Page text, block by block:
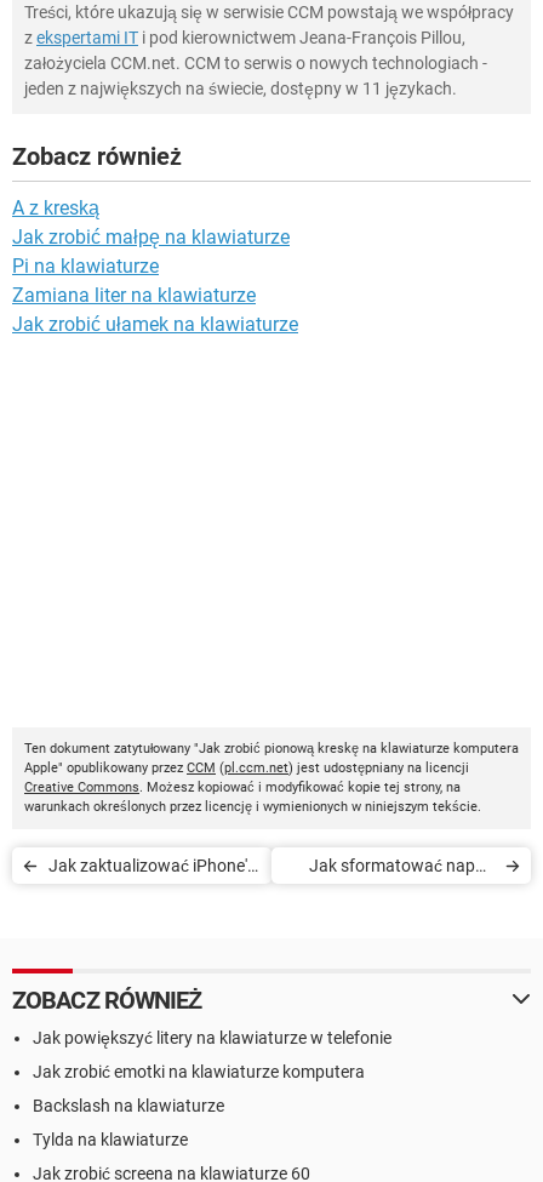
Treści, które ukazują się w serwisie CCM powstają we współpracy
zekspertami IT i pod kierownictwem Jeana-François Pillou,
założyciela CCM.net. CCM to serwis o nowych technologiach -
jeden z największych na świecie, dostępny w 11 językach.
Zobacz również
A z kreską
Jak zrobić małpę na klawiaturze
Pi na klawiaturze
Zamiana liter na klawiaturze
Jak zrobić ułamek na klawiaturze
Ten dokument zatytułowany "Jak zrobić pionową kreskę na klawiaturze komputera
Apple" opublikowany przez CCM (pl.ccm.net) jest udostępniany na licencji
Creative Commons. Możesz kopiować i modyfikować kopie tej strony, na
warunkach określonych przez licencję i wymienionych w niniejszym tekście.
Jak zaktualizować iPhone'a
Jak sformatować napęd
ZOBACZ RÓWNIEŻ
Jak powiększyć litery na klawiaturze w telefonie
Jak zrobić emotki na klawiaturze komputera
Backslash na klawiaturze
Tylda na klawiaturze
Jak zrobić screena na klawiaturze 60